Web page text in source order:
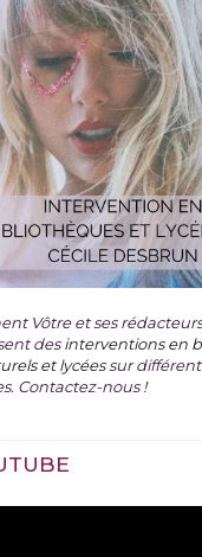
Vôtre et ses
desinterventions en
et lycéessur
Contactez-nous !